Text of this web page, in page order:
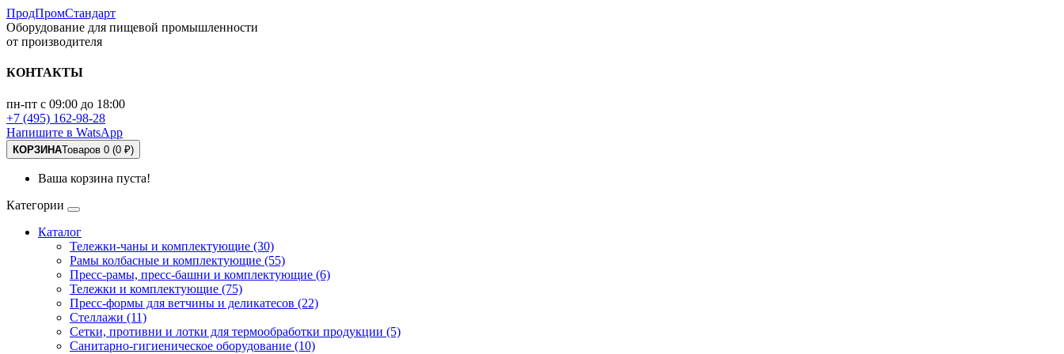
ПродПромСтандарт
Оборудование для пищевой промышленности
от производителя
КОНТАКТЫ
пн-пт с 09:00 до 18:00
+7 (495) 162-98-28
Напишите в WatsApp
КОРЗИНАТоваров 0 (0 ₽)
Ваша корзина пуста!
Категории
Каталог
Тележки-чаны и комплектующие (30)
Рамы колбасные и комплектующие (55)
Пресс-рамы, пресс-башни и комплектующие (6)
Тележки и комплектующие (75)
Пресс-формы для ветчины и деликатесов (22)
Стеллажи (11)
Сетки, противни и лотки для термообработки продукции (5)
Санитарно-гигиеническое оборудование (10)